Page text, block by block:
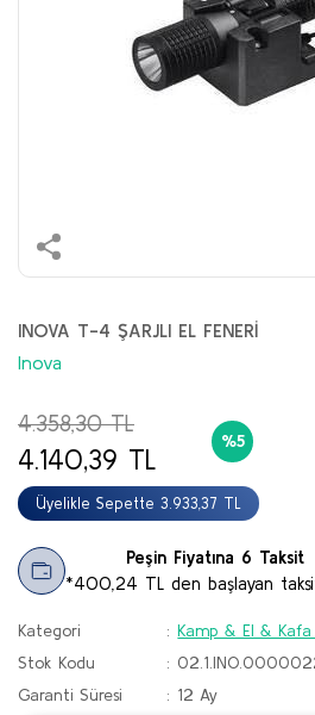
INOVA T-4 ŞARJLI EL FENERİ
Inova
4.358,30 TL
4.140,39 TL
Üyelikle Sepette 3.933,37 TL
%5
Peşin Fiyatına 6 Taksit
*400,24 TL den başlayan
Kategori
Kamp & El & Kafa
Stok Kodu
Garanti Süresi
12 Ay